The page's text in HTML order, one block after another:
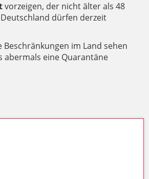
vorzeigen, der nicht älter als 48
dürfen derzeit
im Land sehen
abermals eine Quarantäne